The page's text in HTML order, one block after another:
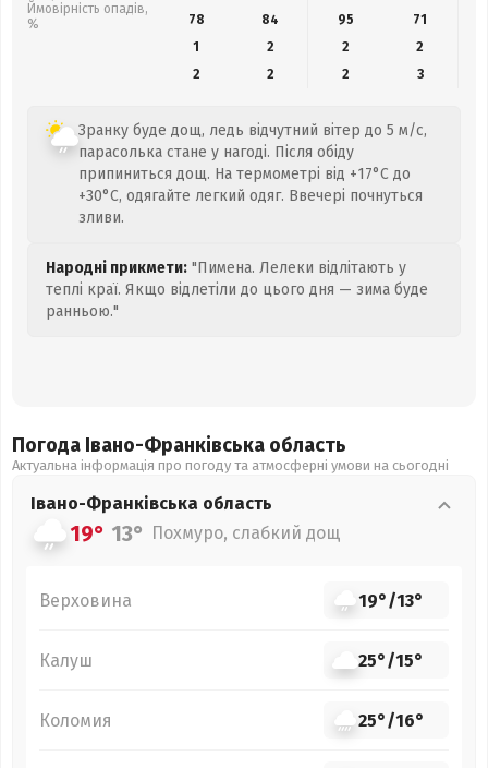
Ймовірність опадів,
%
78
84 95 71
1
2 2
2
2
2 2 3
Зранку буде дощ, ледь відчутний вітер до 5 м/с,
парасолька стане у нагоді. Після обіду
припиниться дощ. На термометрі від +17°C до
+30°C, одягайте легкий одяг. Ввечері почнуться
зливи.
Народні прикмети: "Пимена. Лелеки відлітають у
теплі краї. Якщо відлетіли до цього дня — зима буде
ранньою."
Погода Івано-Франківська область
Актуальна інформація про погоду та атмосферні умови на сьогодні
Івано-Франківська область
19° 13° Похмуро, слабкий дощ
Верховина 19°/13°
Калуш 25°/15°
Коломия 25°/16°